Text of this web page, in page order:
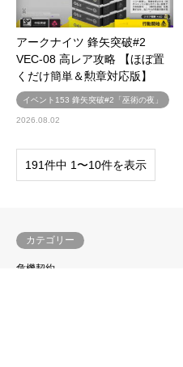
アークナイツ 鋒矢突破#2
VEC-08 高レア攻略 【ほぼ置
くだけ簡単＆勲章対応版】
イベント153 鋒矢突破#2「巫術の夜」
2026.08.02
191件中 1〜10件を表示
カテゴリー
危機契約